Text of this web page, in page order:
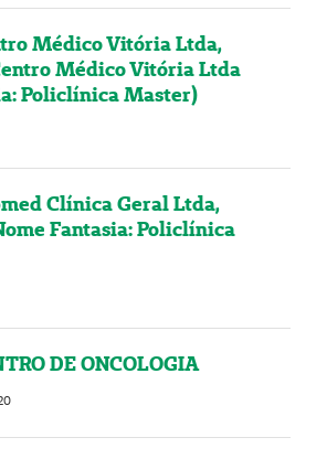
Médico Vitória Ltda,
Médico Vitória Ltda
Policlínica Master)
Clínica Geral Ltda,
Fantasia: Policlínica
DE ONCOLOGIA